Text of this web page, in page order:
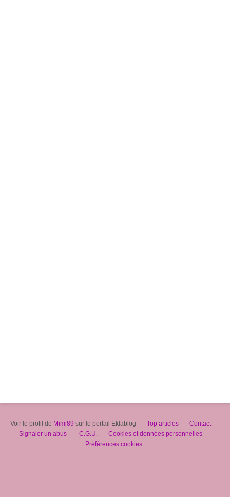
Voir le profil de Mimi89 sur le portail Eklablog Top articles
Contact
Signaler un abus
C.G.U.
Cookies et données personnelles
Préférences cookies